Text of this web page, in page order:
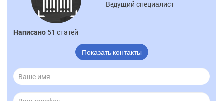
Ведущий специалист
Написано 51 статей
Показать контакты